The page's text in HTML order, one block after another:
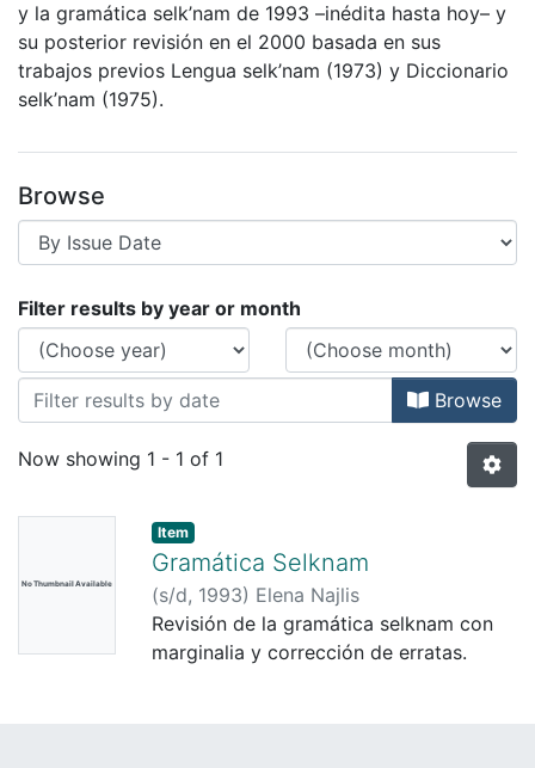
y la gramática selk’nam de 1993 –inédita hasta hoy– y
su posterior revisión en el 2000 basada en sus
trabajos previos Lengua selk’nam (1973) y Diccionario
selk’nam (1975).
Browse
Browsing FONDO ELENA NAJLIS by
Filter results by year or month
Browse
Now showing 1 - 1 of 1
No Thumbnail Available
Item
Gramática Selknam
(s/d, 1993) Elena Najlis
Revisión de la gramática selknam con
marginalia y corrección de erratas.